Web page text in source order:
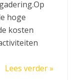
hoge
kosten
Lees verder »